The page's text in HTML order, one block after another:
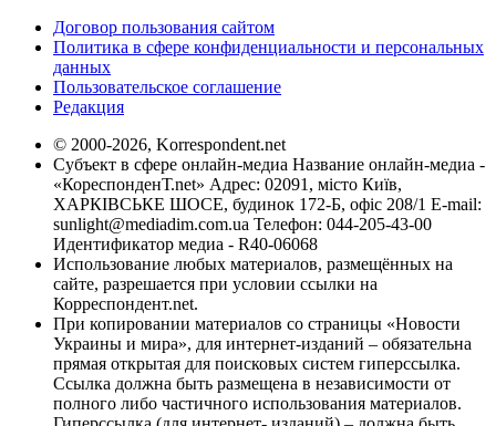
Договор пользования сайтом
Политика в сфере конфиденциальности и персональных
данных
Пользовательское соглашение
Редакция
© 2000-2026, Korrespondent.net
Субъект в сфере онлайн-медиа Название онлайн-медиа -
«КореспонденТ.net» Адрес: 02091, місто Київ,
ХАРКІВСЬКЕ ШОСЕ, будинок 172-Б, офіс 208/1 E-mail:
sunlight@mediadim.com.ua Телефон: 044-205-43-00
Идентификатор медиа - R40-06068
Использование любых материалов, размещённых на
сайте, разрешается при условии ссылки на
Корреспондент.net.
При копировании материалов со страницы «Новости
Украины и мира», для интернет-изданий – обязательна
прямая открытая для поисковых систем гиперссылка.
Ссылка должна быть размещена в независимости от
полного либо частичного использования материалов.